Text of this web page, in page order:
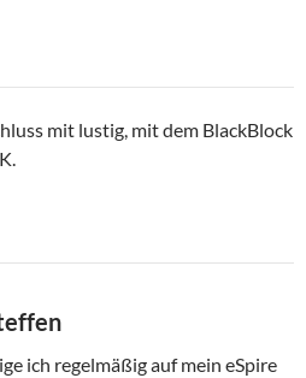
mit lustig, mit dem BlackBlock
ich regelmäßig auf mein eSpire